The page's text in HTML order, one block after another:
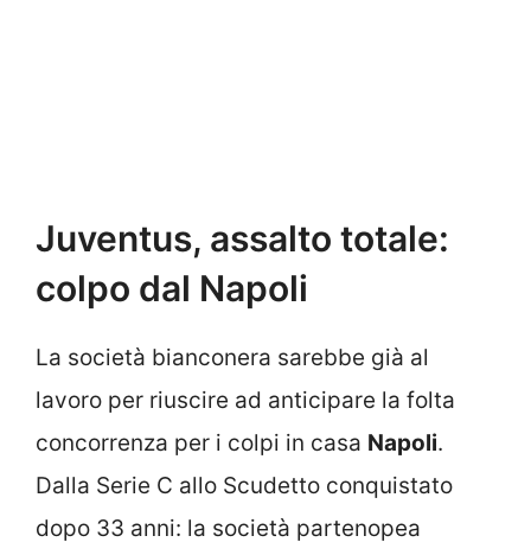
Juventus, assalto totale:
colpo dal Napoli
La società bianconera sarebbe già al
lavoro per riuscire ad anticipare la folta
concorrenza per i colpi in casa Napoli.
Dalla Serie C allo Scudetto conquistato
dopo 33 anni: la società partenopea